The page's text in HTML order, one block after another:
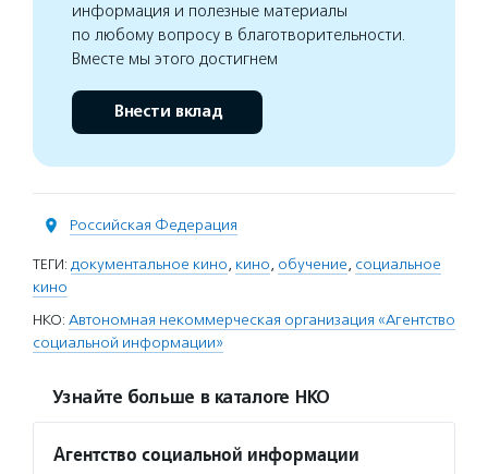
информация и полезные материалы
по любому вопросу в благотворительности.
Вместе мы этого достигнем
Внести вклад
Российская Федерация
ТЕГИ: документальное кино, кино, обучение, социальное
кино
НКО: Автономная некоммерческая организация «Агентство
социальной информации»
Узнайте больше в каталоге НКО
Агентство социальной информации